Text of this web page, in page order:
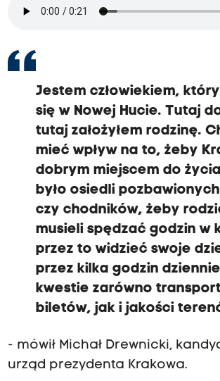
Jestem człowiekiem,
się w Nowej Hucie. Tutaj
tutaj założyłem rodzinę.
mieć wpływ na to, żeby
dobrym miejscem do
było osiedli
czy chodników, żeby
musieli spędzać godzin w
przez to widzieć swoje
przez kilka godzin
kwestie zarówno
biletów, jak i jakości
- mówił Michał Drewnicki,
urząd prezydenta Krakowa.